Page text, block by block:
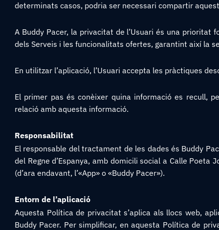
determinats casos, podria ser necessari compartir
A Buddy Pacer, la privacitat de l’Usuari és una
dels Serveis i les funcionalitats ofertes, garantint així la
En utilitzar l’aplicació, l’Usuari accepta les pràctiques
El primer pas és conèixer quina informació es recull,
relació amb aquesta informació.
Responsabilitat
El responsable del tractament de les dades és Buddy
del Regne d’Espanya, amb domicili social a Calle Poeta
(d’ara endavant, l’«App» o «Buddy Pacer»).
Entorn de l’aplicació
Aquesta Política de privacitat s’aplica als llocs web,
Buddy Pacer. Per simplificar, en aquesta Política de